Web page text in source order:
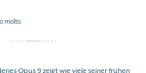
molto
Opus 9 zeigt wie viele seiner frühen